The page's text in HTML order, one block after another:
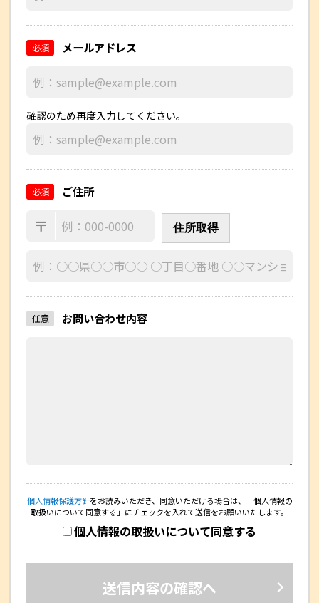
メールアドレス
必須
確認のため再度入力してください。
ご住所
必須
〒 住所取得
お問い合わせ内容
任意
個人情報保護方針をお読みいただき、同意いただける場合は、
「個人情報の
取扱いについて同意する」にチェックを入れて送信をお願いいたします。
個人情報の取扱いについて同意する
送信内容の確認へ